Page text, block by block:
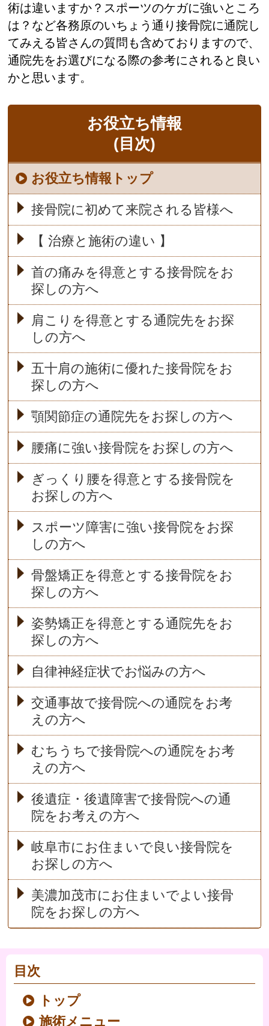
お役立ち情報
(目次)
お役立ち情報トップ
接骨院に初めて来院される皆様へ
【 治療と施術の違い 】
首の痛みを得意とする接骨院をお
探しの方へ
肩こりを得意とする通院先をお探
しの方へ
五十肩の施術に優れた接骨院をお
探しの方へ
顎関節症の通院先をお探しの方へ
腰痛に強い接骨院をお探しの方へ
ぎっくり腰を得意とする接骨院を
お探しの方へ
スポーツ障害に強い接骨院をお探
しの方へ
骨盤矯正を得意とする接骨院をお
探しの方へ
姿勢矯正を得意とする通院先をお
探しの方へ
自律神経症状でお悩みの方へ
交通事故で接骨院への通院をお考
えの方へ
むちうちで接骨院への通院をお考
えの方へ
後遺症・後遺障害で接骨院への通
院をお考えの方へ
岐阜市にお住まいで良い接骨院を
お探しの方へ
美濃加茂市にお住まいでよい接骨
院をお探しの方へ
術は違いますか？スポーツのケガに強いところ
は？など各務原のいちょう通り接骨院に通院し
てみえる皆さんの質問も含めておりますので、
通院先をお選びになる際の参考にされると良い
かと思います。
目次
トップ
施術メニュー